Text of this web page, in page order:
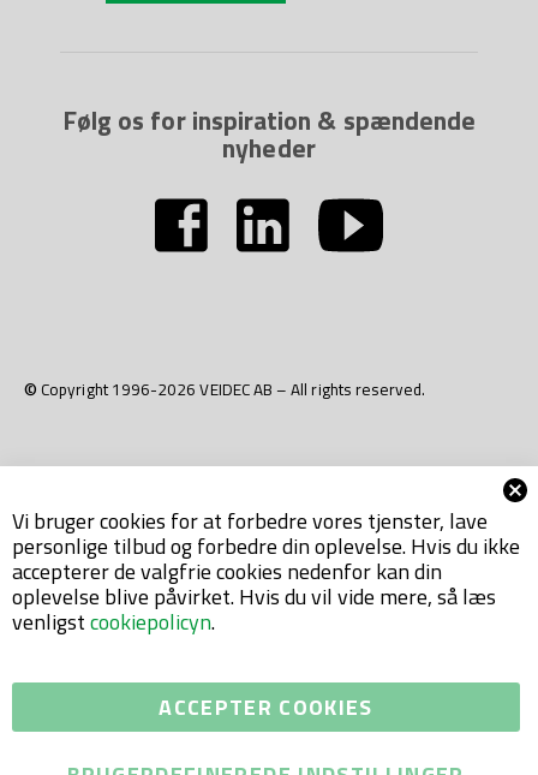
Følg os for inspiration & spændende
nyheder
© Copyright 1996-2026 VEIDEC AB – All rights reserved.
Vi bruger cookies for at forbedre vores tjenster, lave
personlige tilbud og forbedre din oplevelse. Hvis du ikke
accepterer de valgfrie cookies nedenfor kan din
oplevelse blive påvirket. Hvis du vil vide mere, så læs
venligstcookiepolicyn.
ACCEPTER COOKIES